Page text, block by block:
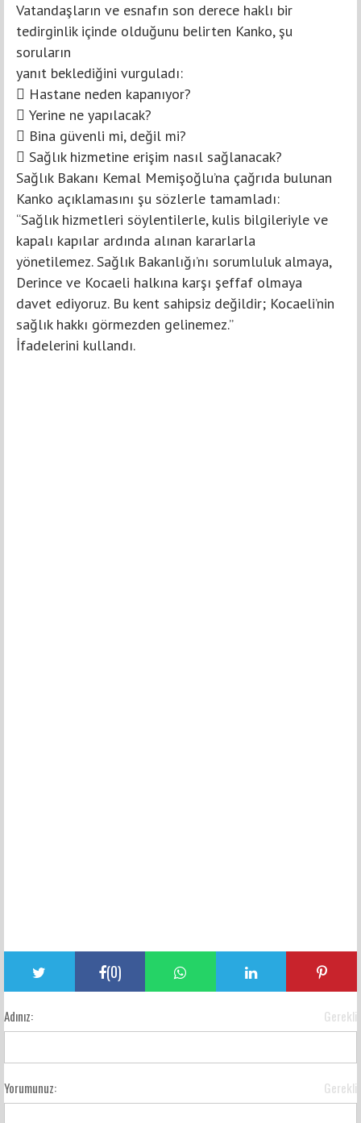
Vatandaşların ve esnafın son derece haklı bir
tedirginlik içinde olduğunu belirten Kanko, şu
soruların
yanıt beklediğini vurguladı:
 Hastane neden kapanıyor?
 Yerine ne yapılacak?
 Bina güvenli mi, değil mi?
 Sağlık hizmetine erişim nasıl sağlanacak?
Sağlık Bakanı Kemal Memişoğlu’na çağrıda bulunan
Kanko açıklamasını şu sözlerle tamamladı:
“Sağlık hizmetleri söylentilerle, kulis bilgileriyle ve
kapalı kapılar ardında alınan kararlarla
yönetilemez. Sağlık Bakanlığı’nı sorumluluk almaya,
Derince ve Kocaeli halkına karşı şeffaf olmaya
davet ediyoruz. Bu kent sahipsiz değildir; Kocaeli’nin
sağlık hakkı görmezden gelinemez.”
İfadelerini kullandı.
(0)
Adınız: Gerekli
Yorumunuz: Gerekli